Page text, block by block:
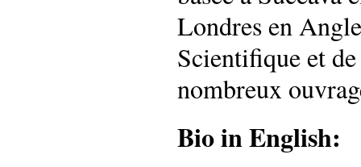
Londres en
Scientifique et
nombreux
Bio in English: